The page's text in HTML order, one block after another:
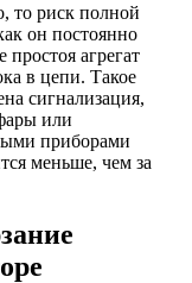
то риск полной
он постоянно
простоя агрегат
в цепи. Такое
сигнализация,
или
приборами
меньше, чем за